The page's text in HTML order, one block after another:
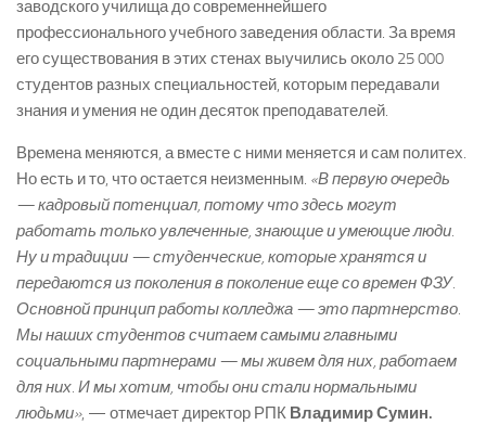
заводского училища до современнейшего
профессионального учебного заведения области. За время
его существования в этих стенах выучились около 25 000
студентов разных специальностей, которым передавали
знания и умения не один десяток преподавателей.
Времена меняются, а вместе с ними меняется и сам политех.
Но есть и то, что остается неизменным. «В первую очередь
— кадровый потенциал, потому что здесь могут
работать только увлеченные, знающие и умеющие люди.
Ну и традиции — студенческие, которые хранятся и
передаются из поколения в поколение еще со времен ФЗУ.
Основной принцип работы колледжа — это партнерство.
Мы наших студентов считаем самыми главными
социальными партнерами — мы живем для них, работаем
для них. И мы хотим, чтобы они стали нормальными
людьми», — отмечает директор РПК Владимир Сумин.